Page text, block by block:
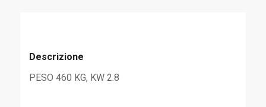
Descrizione
PESO 460 KG, KW 2.8